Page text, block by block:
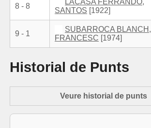
8 - 8
SANTOS [1922]
9 - 1
SUBARROCA BLANCH,
FRANCESC [1974]
Historial de Punts
Veure historial de punts